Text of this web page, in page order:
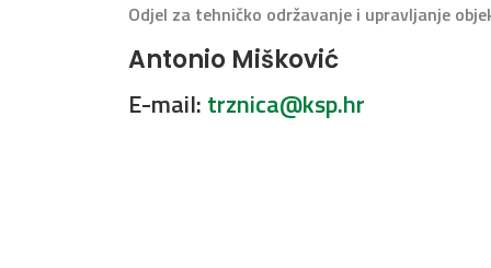
Odjel za tehničko održavanje i upravljanje
Antonio Mišković
E-mail: trznica@ksp.hr